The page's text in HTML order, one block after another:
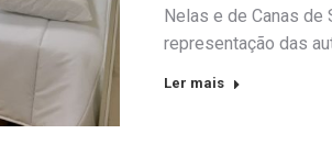
Nelas e de Canas de
representação das
Ler mais